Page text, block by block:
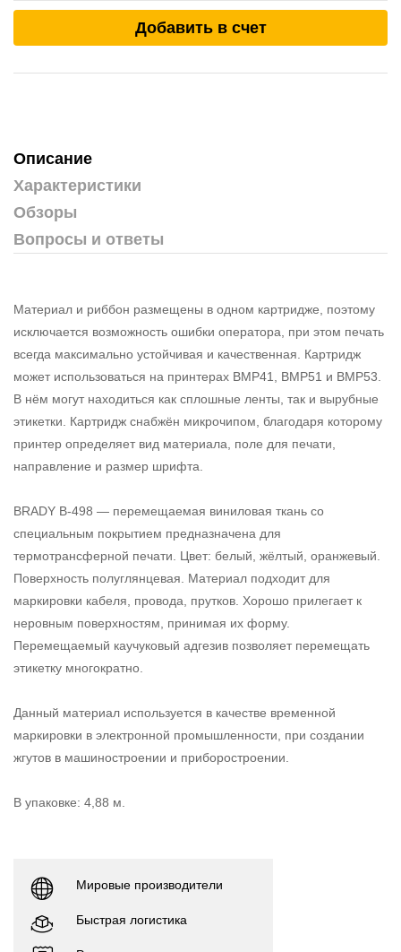
Добавить в счет
Описание
Характеристики
Обзоры
Вопросы и ответы
Материал и риббон размещены в одном картридже, поэтому
исключается возможность ошибки оператора, при этом печать
всегда максимально устойчивая и качественная. Картридж
может использоваться на принтерах BMP41, BMP51 и BMP53.
В нём могут находиться как сплошные ленты, так и вырубные
этикетки. Картридж снабжён микрочипом, благодаря которому
принтер определяет вид материала, поле для печати,
направление и размер шрифта.
BRADY B-498 — перемещаемая виниловая ткань со
специальным покрытием предназначена для
термотрансферной печати. Цвет: белый, жёлтый, оранжевый.
Поверхность полуглянцевая. Материал подходит для
маркировки кабеля, провода, прутков. Хорошо прилегает к
неровным поверхностям, принимая их форму.
Перемещаемый каучуковый адгезив позволяет перемещать
этикетку многократно.
Данный материал используется в качестве временной
маркировки в электронной промышленности, при создании
жгутов в машиностроении и приборостроении.
В упаковке: 4,88 м.
Мировые производители
Быстрая логистика